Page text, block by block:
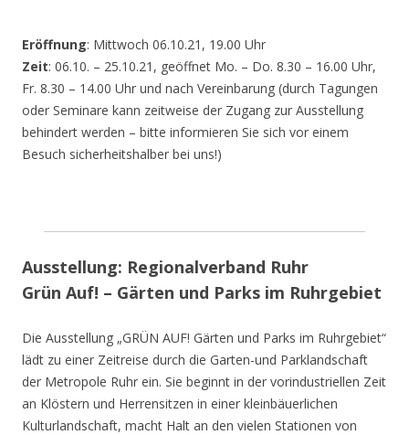
Eröffnung: Mittwoch 06.10.21, 19.00 Uhr
Zeit: 06.10. – 25.10.21, geöffnet Mo. – Do. 8.30 – 16.00 Uhr,
Fr. 8.30 – 14.00 Uhr und nach Vereinbarung (durch Tagungen
oder Seminare kann zeitweise der Zugang zur Ausstellung
behindert werden – bitte informieren Sie sich vor einem
Besuch sicherheitshalber bei uns!)
Ausstellung: Regionalverband Ruhr
Grün Auf! – Gärten und Parks im Ruhrgebiet
Die Ausstellung „GRÜN AUF! Gärten und Parks im Ruhrgebiet“
lädt zu einer Zeitreise durch die Garten-und Parklandschaft
der Metropole Ruhr ein. Sie beginnt in der vorindustriellen Zeit
an Klöstern und Herrensitzen in einer kleinbäuerlichen
Kulturlandschaft, macht Halt an den vielen Stationen von